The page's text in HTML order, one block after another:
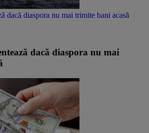
dacă diaspora nu mai trimite bani acasă
dacă diaspora nu mai